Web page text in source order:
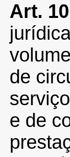
Art. 10
de
e de